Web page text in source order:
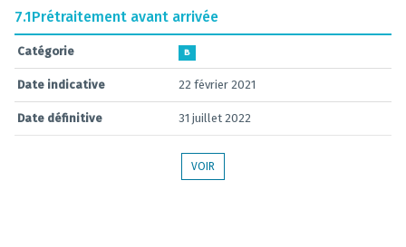
7.1Prétraitement avant arrivée
Catégorie B
Date indicative 22 février 2021
Date définitive 31 juillet 2022
VOIR